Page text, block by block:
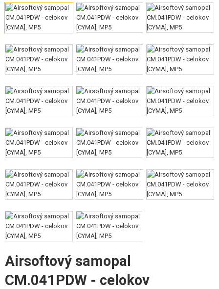
VÝSTROJ, UNIFORMY, POUZDRA
MASKOVÁNÍ, BARVY, PÁSKY
VYSÍLAČKY, HEADSETY, KAMERY
DOPLŇKY KE ZBRANÍM, POPRUHY
NÁHRADNÍ DÍLY, UPGRADE
SERVIS A ÚDRŽBA ZBRANÍ
SEBEOBRANA, VÝCVIK, NOŽE
TERČE, STŘELNICE
OUTDOOR A BUSHCRAFT
STAVEBNICE, MODELY
POŠKOZENÉ, POUŽITÉ ZBOŽÍ
Airsoftový samopal
CM.041PDW - celokov